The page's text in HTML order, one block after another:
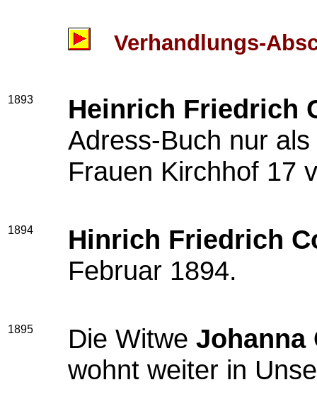
Verhandlungs-
1893
Heinrich Friedrich
Adress-Buch nur
Frauen Kirchhof 17
1894
Hinrich Friedrich
Februar 1894.
1895 Die Witwe Johanna
wohnt weiter in